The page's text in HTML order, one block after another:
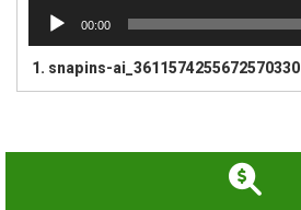
00:00
1. snapins-ai_3611574255672570330